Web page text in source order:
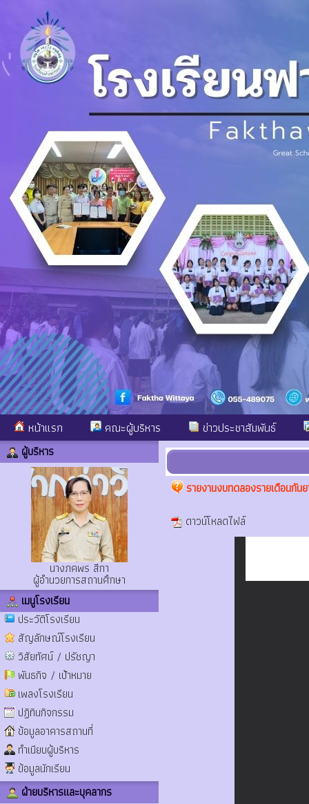
หน้าแรก คณะผู้บริหาร ข่าวประชาสัมพันธ์
ผู้บริหาร
นางภคพร สีกา
ผู้อำนวยการสถานศึกษา
เมนูโรงเรียน
ประวัติโรงเรียน
สัญลักษณ์โรงเรียน
วิสัยทัศน์ / ปรัชญา
พันธกิจ / เป้าหมาย
เพลงโรงเรียน
ปฏิทินกิจกรรม
ข้อมูลอาคารสถานที่
ทำเนียบผู้บริหาร
ข้อมูลนักเรียน
ฝ่ายบริหารและบุคลากร
รายงานงบทดลองรายเดือนกั
ดาวน์โหลดไฟล์